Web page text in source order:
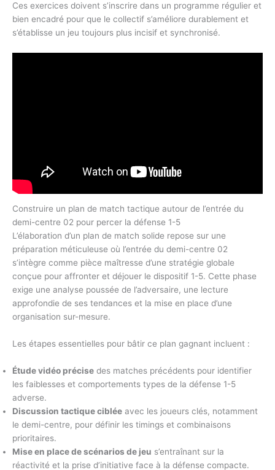
Ces exercices doivent s’inscrire dans un programme régulier et
bien encadré pour que le collectif s’améliore durablement et
s’établisse un jeu toujours plus incisif et synchronisé.
Construire un plan de match tactique autour de l’entrée du
demi-centre 02 pour percer la défense 1-5
L’élaboration d’un plan de match solide repose sur une
préparation méticuleuse où l’entrée du demi-centre 02
s’intègre comme pièce maîtresse d’une stratégie globale
conçue pour affronter et déjouer le dispositif 1-5. Cette phase
exige une analyse poussée de l’adversaire, une lecture
approfondie de ses tendances et la mise en place d’une
organisation sur-mesure.
Les étapes essentielles pour bâtir ce plan gagnant incluent :
Étude vidéo précise des matches précédents pour identifier
les faiblesses et comportements types de la défense 1-5
adverse.
Discussion tactique ciblée avec les joueurs clés, notamment
le demi-centre, pour définir les timings et combinaisons
prioritaires.
Mise en place de scénarios de jeu s’entraînant sur la
réactivité et la prise d’initiative face à la défense compacte.